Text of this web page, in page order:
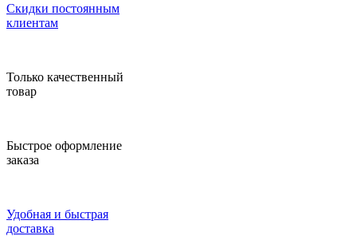
Скидки постоянным
клиентам
Только качественный
товар
Быстрое оформление
заказа
Удобная и быстрая
доставка